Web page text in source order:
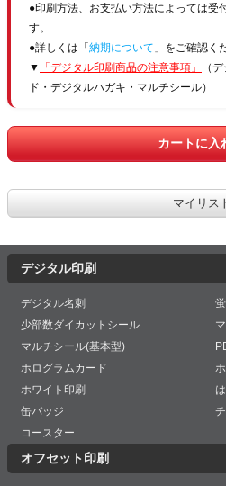
●印刷方法、お支払い方法によっては受
す。
●詳しくは「 納期について 」をご確認く
▼
「デジタル印刷商品の注意事項」
（
ド・デジタルハガキ・マルチシール）
デジタル印刷
デジタル名刺
少部数ダイカットシール
マルチシール(基本型)
ホログラムカード
ホワイト印刷
缶バッジ
コースター
オフセット印刷